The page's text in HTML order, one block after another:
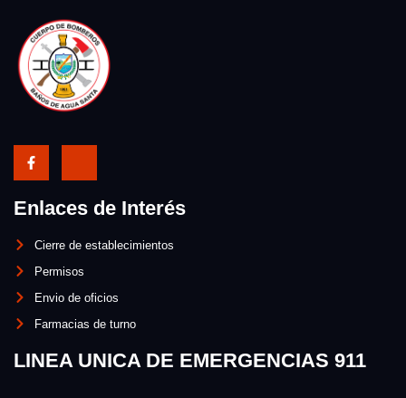
Enlaces de Interés
Cierre de establecimientos
Permisos
Envio de oficios
Farmacias de turno
LINEA UNICA DE EMERGENCIAS 911